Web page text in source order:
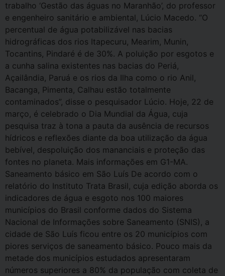
trabalho ‘Gestão das águas no Maranhão’, do professor
e engenheiro sanitário e ambiental, Lúcio Macedo. “O
percentual de água potabilizável nas bacias
hidrográficas dos rios Itapecuru, Mearim, Munin,
Tocantins, Pindaré é de 30%. A poluição por esgotos e
a cunha salina existentes nas bacias do Periá,
Açailândia, Paruá e os rios da Ilha como o rio Anil,
Bacanga, Pimenta, Calhau estão totalmente
contaminados”, disse o pesquisador Lúcio. Hoje, 22 de
março, é celebrado o Dia Mundial da Água, cuja
pesquisa traz à tona a pauta da ausência de recursos
hídricos e reflexões diante da boa utilização da água
bebível, despoluição dos mananciais e proteção das
fontes no planeta. Mais informações em G1-MA.
Saneamento básico em São Luís De acordo com o
relatório do Instituto Trata Brasil, cuja edição aborda os
indicadores de água e esgoto nos 100 maiores
municípios do Brasil conforme dados do Sistema
Nacional de Informações sobre Saneamento (SNIS), a
cidade de São Luís ficou entre os 20 municípios com
piores serviços de saneamento básico. Pouco mais da
metade dos municípios estudados apresentaram
números superiores a 80% da população com coleta de